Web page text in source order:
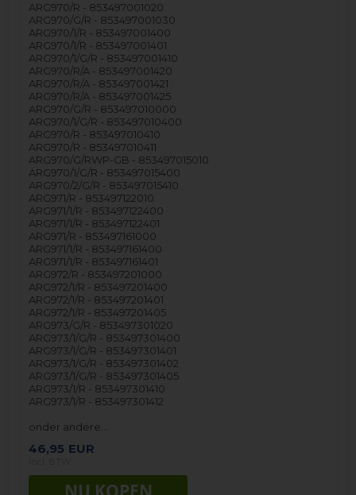
ARG970/R - 853497001020
ARG970/G/R - 853497001030
ARG970/1/R - 853497001400
ARG970/1/R - 853497001401
ARG970/1/G/R - 853497001410
ARG970/R/A - 853497001420
ARG970/R/A - 853497001421
ARG970/R/A - 853497001425
ARG970/G/R - 853497010000
ARG970/1/G/R - 853497010400
ARG970/R - 853497010410
ARG970/R - 853497010411
ARG970/G/RWP-GB - 853497015010
ARG970/1/G/R - 853497015400
ARG970/2/G/R - 853497015410
ARG971/R - 853497122010
ARG971/1/R - 853497122400
ARG971/1/R - 853497122401
ARG971/R - 853497161000
ARG971/1/R - 853497161400
ARG971/1/R - 853497161401
ARG972/R - 853497201000
ARG972/1/R - 853497201400
ARG972/1/R - 853497201401
ARG972/1/R - 853497201405
ARG973/G/R - 853497301020
ARG973/1/G/R - 853497301400
ARG973/1/G/R - 853497301401
ARG973/1/G/R - 853497301402
ARG973/1/G/R - 853497301405
ARG973/1/R - 853497301410
ARG973/1/R - 853497301412
onder andere…
46,95 EUR